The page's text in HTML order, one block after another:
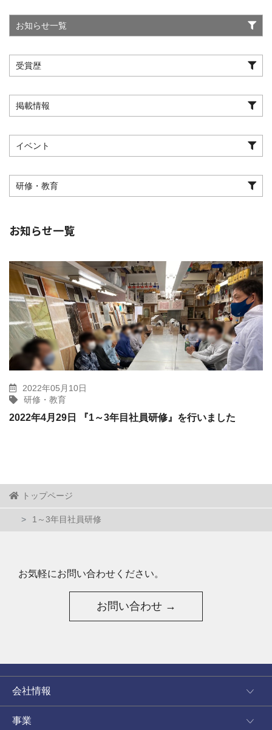
お知らせ一覧
受賞歴
掲載情報
イベント
研修・教育
お知らせ一覧
2022年05月10日
研修・教育
2022年4月29日 『1～3年目社員研修』を行いました
トップページ
1～3年目社員研修
お気軽にお問い合わせください。
お問い合わせ →
会社情報
事業